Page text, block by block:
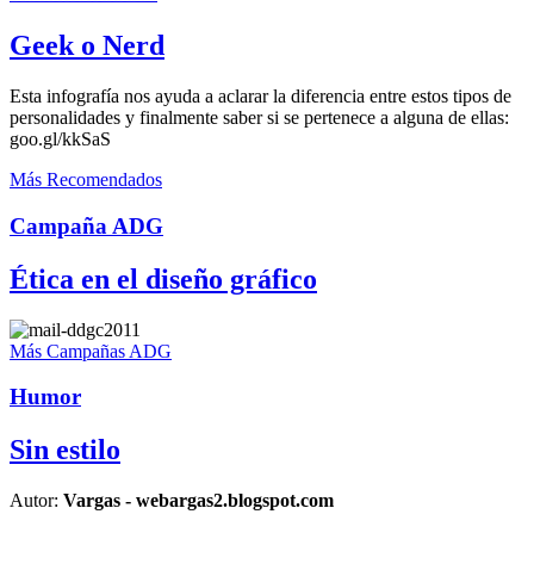
Geek o Nerd
Esta infografía nos ayuda a aclarar la diferencia entre estos tipos de
personalidades y finalmente saber si se pertenece a alguna de ellas:
goo.gl/kkSaS
Más Recomendados
Campaña ADG
Ética en el diseño gráfico
Más Campañas ADG
Humor
Sin estilo
Autor: Vargas - webargas2.blogspot.com